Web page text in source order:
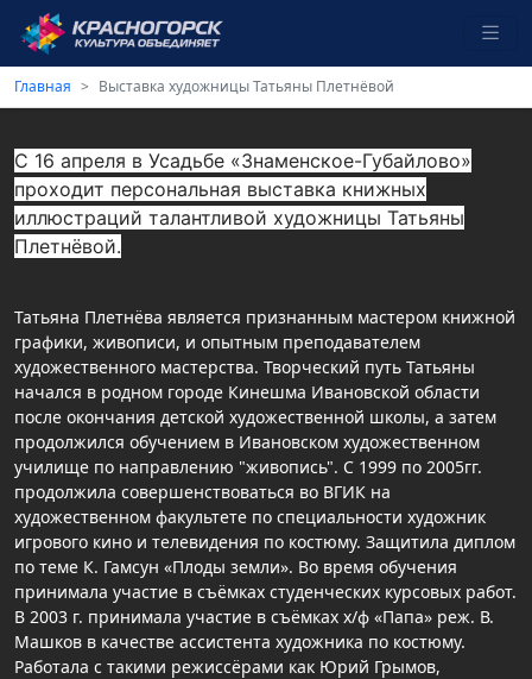
Главная Выставка художницы Татьяны Плетнёвой
С 16 апреля в Усадьбе «Знаменское-Губайлово»
проходит персональная выставка книжных
иллюстраций талантливой художницы Татьяны
Плетнёвой.
Татьяна Плетнёва является признанным мастером книжной
графики, живописи, и опытным преподавателем
художественного мастерства. Творческий путь Татьяны
начался в родном городе Кинешма Ивановской области
после окончания детской художественной школы, а затем
продолжился обучением в Ивановском художественном
училище по направлению "живопись". С 1999 по 2005гг.
продолжила совершенствоваться во ВГИК на
художественном факультете по специальности художник
игрового кино и телевидения по костюму. Защитила диплом
по теме К. Гамсун «Плоды земли». Во время обучения
принимала участие в съёмках студенческих курсовых работ.
В 2003 г. принимала участие в съёмках х/ф «Папа» реж. В.
Машков в качестве ассистента художника по костюму.
Работала с такими режиссёрами как Юрий Грымов,